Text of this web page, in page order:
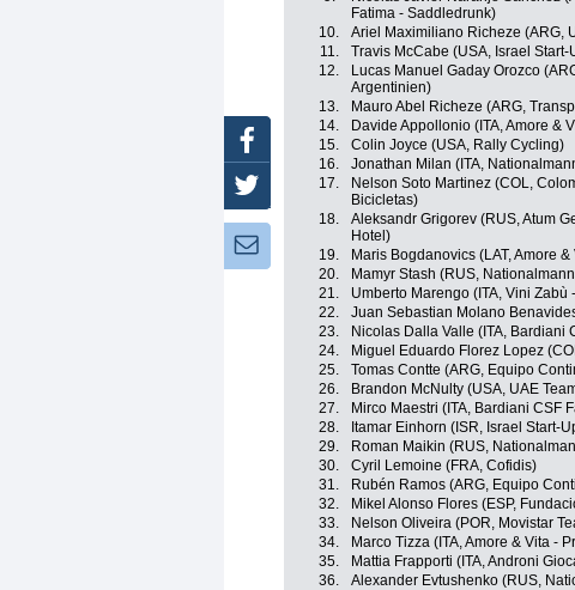
Fatima - Saddledrunk)
10. Ariel Maximiliano Richeze (ARG,
11.
Travis McCabe (USA, Israel Start-
12.
Lucas Manuel Gaday Orozco
Argentinien)
13. Mauro Abel Richeze (ARG,
14.
Davide Appollonio (ITA, Amore &
15.
Colin Joyce (USA, Rally Cycling)
16.
Jonathan Milan (ITA,
17.
Nelson Soto Martinez (COL,
Bicicletas)
18.
Aleksandr Grigorev (RUS, Atum
Hotel)
19. Maris Bogdanovics (LAT, Amore
20.
Mamyr Stash (RUS,
21.
Umberto Marengo (ITA, Vini Zabù
22.
Juan Sebastian Molano
23.
Nicolas Dalla Valle (ITA, Bardiani
24.
Miguel Eduardo Florez Lopez
25.
Tomas Contte (ARG, Equipo
26.
Brandon McNulty (USA, UAE
27.
Mirco Maestri (ITA, Bardiani CSF
28.
Itamar Einhorn (ISR, Israel Start-
29.
Roman Maikin (RUS,
30.
Cyril Lemoine (FRA, Cofidis)
31.
Rubén Ramos (ARG, Equipo
32.
Mikel Alonso Flores (ESP,
33.
Nelson Oliveira (POR, Movistar
34.
Marco Tizza (ITA, Amore & Vita -
35.
Mattia Frapporti (ITA, Androni
36.
Alexander Evtushenko (RUS,
Facebook
Twitter
Newsletter: